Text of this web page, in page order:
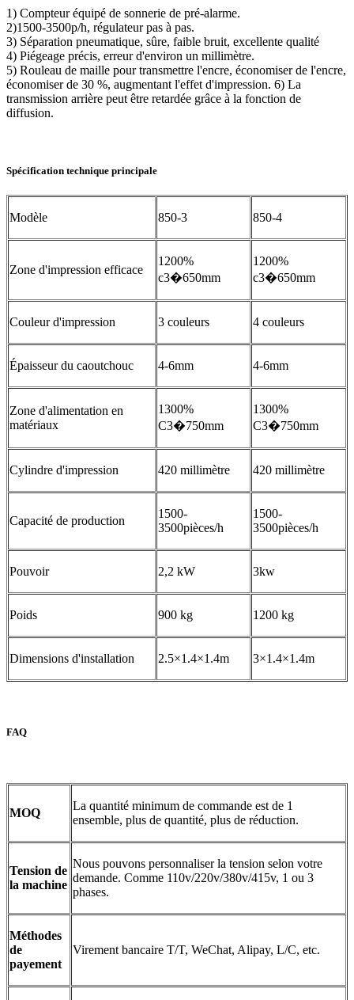
1) Compteur équipé de sonnerie de pré-alarme.
2)1500-3500p/h, régulateur pas à pas.
3) Séparation pneumatique, sûre, faible bruit, excellente qualité
4) Piégeage précis, erreur d'environ un millimètre.
5) Rouleau de maille pour transmettre l'encre, économiser de l'encre,
économiser de 30 %, augmentant l'effet d'impression. 6) La
transmission arrière peut être retardée grâce à la fonction de
diffusion.
Spécification technique principale
Modèle 850-3 850-4
Zone d'impression efficace
1200%
c3�650mm
1200%
c3�650mm
Couleur d'impression 3 couleurs 4 couleurs
Épaisseur du caoutchouc 4-6mm 4-6mm
Zone d'alimentation en
matériaux
1300%
C3�750mm
1300%
C3�750mm
Cylindre d'impression 420 millimètre 420 millimètre
Capacité de production
1500-
3500pièces/h
1500-
3500pièces/h
Pouvoir 2,2 kW 3kw
Poids 900 kg 1200 kg
Dimensions d'installation 2.5×1.4×1.4m 3×1.4×1.4m
FAQ
MOQ
La quantité minimum de commande est de 1
ensemble, plus de quantité, plus de réduction.
Tension de
la machine
Nous pouvons personnaliser la tension selon votre
demande. Comme 110v/220v/380v/415v, 1 ou 3
phases.
Méthodes
de
payement
Virement bancaire T/T, WeChat, Alipay, L/C, etc.